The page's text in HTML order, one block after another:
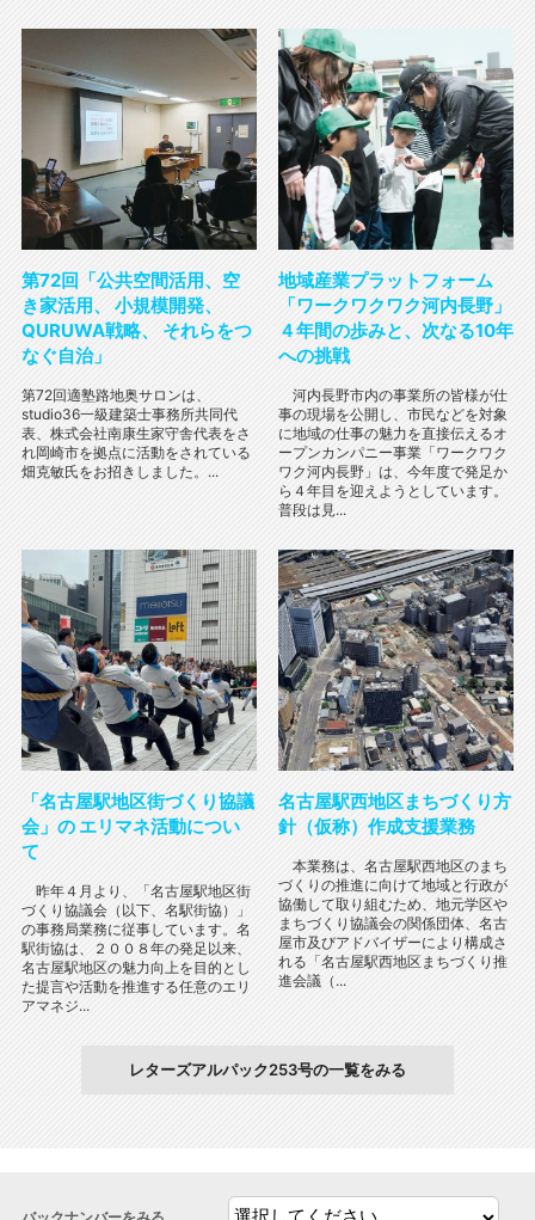
第72回「公共空間活用、空
き家活用、 小規模開発、
QURUWA戦略、 それらをつ
なぐ自治」
第72回適塾路地奥サロンは、
studio36一級建築士事務所共同代
表、株式会社南康生家守舎代表をさ
れ岡崎市を拠点に活動をされている
畑克敏氏をお招きしました。...
地域産業プラットフォーム
「ワークワクワク河内長野」
４年間の歩みと、次なる10年
への挑戦
河内長野市内の事業所の皆様が仕
事の現場を公開し、市民などを対象
に地域の仕事の魅力を直接伝えるオ
ープンカンパニー事業「ワークワク
ワク河内長野」は、今年度で発足か
ら４年目を迎えようとしています。
普段は見...
「名古屋駅地区街づくり協議
会」の エリマネ活動につい
て
昨年４月より、「名古屋駅地区街
づくり協議会（以下、名駅街協）」
の事務局業務に従事しています。名
駅街協は、２００８年の発足以来、
名古屋駅地区の魅力向上を目的とし
た提言や活動を推進する任意のエリ
アマネジ...
名古屋駅西地区まちづくり方
針（仮称）作成支援業務
本業務は、名古屋駅⻄地区のまち
づくりの推進に向けて地域と⾏政が
協働して取り組むため、地元学区や
まちづくり協議会の関係団体、名古
屋市及びアドバイザーにより構成さ
れる「名古屋駅⻄地区まちづくり推
進会議（...
レターズアルパック253号の一覧をみる